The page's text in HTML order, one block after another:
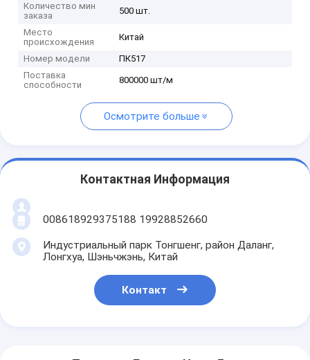
Количество мин
заказа
500 шт.
Место
происхождения
Китай
Номер модели
ПК517
Поставка
способности
800000 шт/м
Осмотрите больше
Контактная Информация
008618929375188 19928852660
Индустриальный парк Тонгшенг, район Даланг,
Лонгхуа, Шэньчжэнь, Китай
Контакт